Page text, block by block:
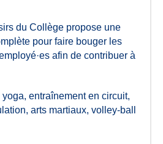
du Collège propose une
pour faire bouger les
afin de contribuer à
entraînement en circuit,
arts martiaux, volley-ball